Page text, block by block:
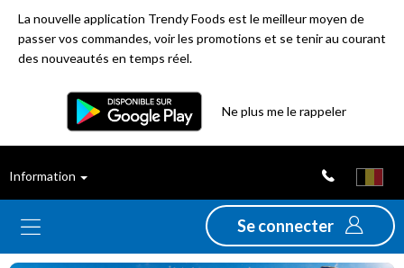
La nouvelle application Trendy Foods est le meilleur moyen de
passer vos commandes, voir les promotions et se tenir au courant
des nouveautés en temps réel.
Ne plus me le rappeler
Information
Se connecter
ventes
Nouveautés